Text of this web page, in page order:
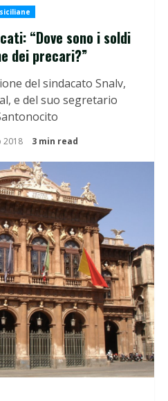
“Dove sono i soldi
dei precari?”
del sindacato Snalv,
e del suo segretario
2018 3 min read